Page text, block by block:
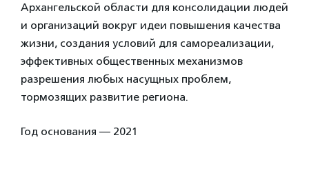
Архангельской области для консолидации людей
и организаций вокруг идеи повышения качества
жизни, создания условий для самореализации,
эффективных общественных механизмов
разрешения любых насущных проблем,
тормозящих развитие региона.
Год основания — 2021